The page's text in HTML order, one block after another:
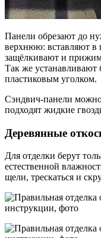
Панели обрезают до
верхнюю: вставляют в
защёлкивают и
Так же
пластиковым уголком.
Сэндвич-панели
подходят жидкие
Деревянные
Для отделки берут
естественной
щели, трескаться и